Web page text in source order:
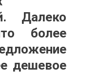
Далеко
более
дешевое